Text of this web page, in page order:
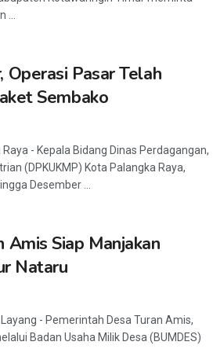
Pasar Telah
Sembako
- Kepala Bidang Dinas Perdagangan,
(DPKUKMP) Kota Palangka Raya,
Desember ...
Siap Manjakan
Nataru
- Pemerintah Desa Turan Amis,
Badan Usaha Milik Desa (BUMDES)